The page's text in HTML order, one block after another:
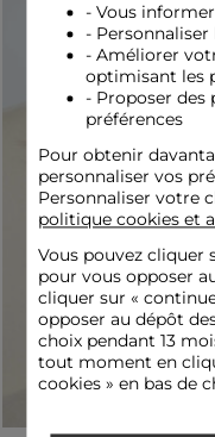
Conseil entretien
Lavez votre pantalon à
fibres du tissu. Le
sont fortement
basse température
qui est fortement
Référence :
Catégorie :Pantalons
Couleur :Pantalons
- Vous
-
- Améliorer
optimisant les
- Proposer des
préférences
Pour obtenir
personnaliser vos
Personnaliser votre
politique cookies et
Vous pouvez cliquer
pour vous opposer
cliquer sur «
opposer au dépôt
choix pendant 13
tout moment en
cookies » en bas de